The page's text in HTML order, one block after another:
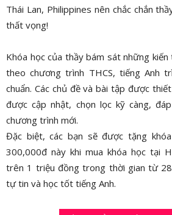
Thái Lan, Philippines nên chắc chắn
thất vọng!
Khóa học của thầy bám sát những
theo chương trình THCS, tiếng Anh
chuẩn. Các chủ đề và bài tập được
được cập nhật, chọn lọc kỹ càng,
chương trình mới.
Đặc biệt, các bạn sẽ được tặng
300,000đ này khi mua khóa học tại
trên 1 triệu đồng trong thời gian từ 28
tự tin và học tốt tiếng Anh.